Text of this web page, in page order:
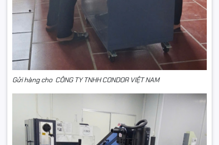
Gửi hàng cho CÔNG TY TNHH CONDOR VIỆT NAM